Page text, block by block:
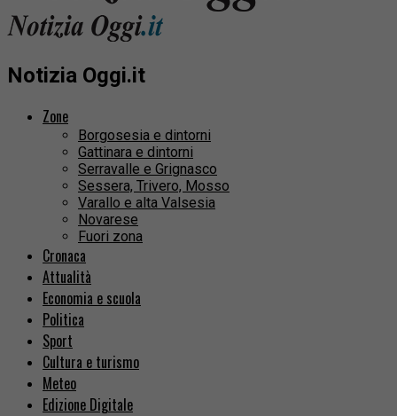
Notizia Oggi.it
Zone
Borgosesia e dintorni
Gattinara e dintorni
Serravalle e Grignasco
Sessera, Trivero, Mosso
Varallo e alta Valsesia
Novarese
Fuori zona
Cronaca
Attualità
Economia e scuola
Politica
Sport
Cultura e turismo
Meteo
Edizione Digitale